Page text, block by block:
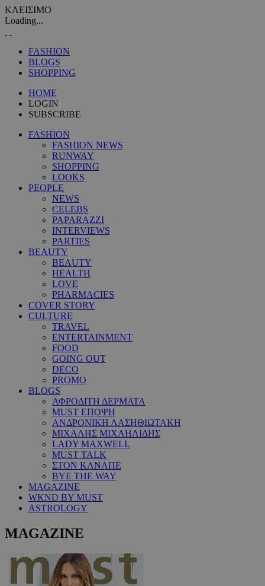
ΚΛΕΙΣΙΜΟ
Loading...
FASHION
BLOGS
SHOPPING
HOME
LOGIN
SUBSCRIBE
FASHION
FASHION NEWS
RUNWAY
SHOPPING
LOOKS
PEOPLE
NEWS
CELEBS
PAPARAZZI
INTERVIEWS
PARTIES
BEAUTY
BEAUTY
HEALTH
LOVE
PHARMACIES
COVER STORY
CULTURE
TRAVEL
ENTERTAINMENT
FOOD
GOING OUT
DECO
PROMO
BLOGS
ΑΦΡΟΔΙΤΗ ΔΕΡΜΑΤΑ
MUST ΕΠΟΨΗ
ΑΝΔΡΟΝΙΚΗ ΛΑΣΗΘΙΩΤΑΚΗ
ΜΙΧΑΛΗΣ ΜΙΧΑΗΛΙΔΗΣ
LADY MAXWELL
MUST TALK
ΣΤΟΝ ΚΑΝΑΠΕ
BYE THE WAY
MAGAZINE
WKND BY MUST
ASTROLOGY
MAGAZINE